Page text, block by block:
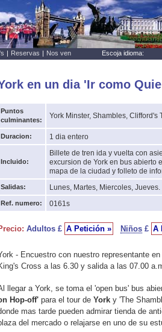
en un dia 'Ir como
Puntos
culminantes:
York Minster, Shambles, Clifford's
Duracion: 1 dia entero
Incluido:
Billete de tren ida y vuelta con
excursion de York en bus abierto
mapa de la ciudad y folleto de
Salidas: Lunes, Martes, Miercoles, Jueves.
Ref. numero: 0161s
Adultos £ A Petición » Niños £ A
- Encuestro con nuestro representante
Cross a las 6.30 y salida a las 07.00
llegar a York, se toma el 'open bus' bus
Hop-off' para el tour de York y 'The
mas tarde pueden admirar tienda de
del mercado o relajarse en uno de su
| Reservas | Nos ven Escoja idioma: